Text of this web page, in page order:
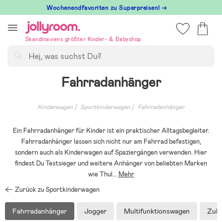
till
innehållet
Wochenendfavoriten zu Superpreisen! →
Skandinaviens größter Kinder- & Babyshop
Fahrradanhänger
Kinderwagen Sportkinderwagen Fahrradanhänger
Ein Fahrradanhänger für Kinder ist ein praktischer Alltagsbegleiter.
Fahrradanhänger lassen sich nicht nur am Fahrrad befestigen,
sondern auch als Kinderwagen auf Spaziergängen verwenden. Hier
findest Du Testsieger und weitere Anhänger von beliebten Marken
wie Thul... Mehr
Zurück zu Sportkinderwagen
Fahrradanhänger Jogger Multifunktionswagen